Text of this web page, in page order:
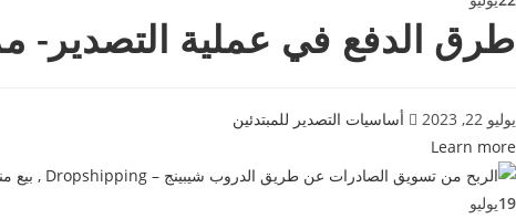
طرق الدفع في عملية
يوليو 22, 2023
أساسيات التصدير للمبتدئين
Learn more
19يوليو